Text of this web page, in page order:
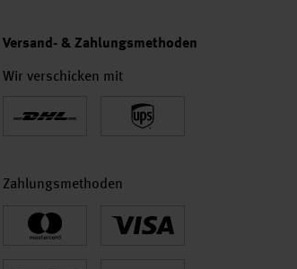
Versand- & Zahlungsmethoden
Wir verschicken mit
Zahlungsmethoden